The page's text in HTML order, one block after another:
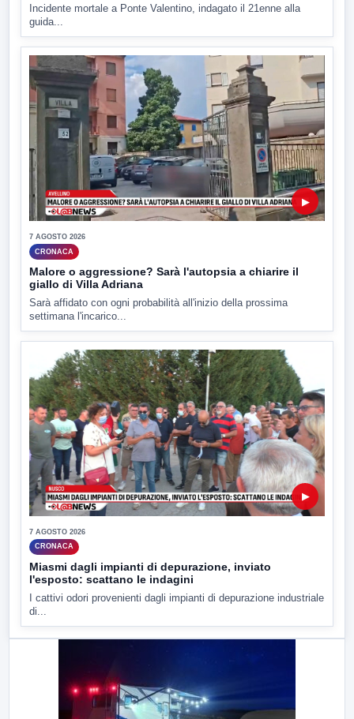
Incidente mortale a Ponte Valentino, indagato il 21enne alla
guida...
▶
7 AGOSTO 2026
CRONACA
Malore o aggressione? Sarà l'autopsia a chiarire il
giallo di Villa Adriana
Sarà affidato con ogni probabilità all'inizio della prossima
settimana l'incarico...
▶
7 AGOSTO 2026
CRONACA
Miasmi dagli impianti di depurazione, inviato
l'esposto: scattano le indagini
I cattivi odori provenienti dagli impianti di depurazione industriale
di...